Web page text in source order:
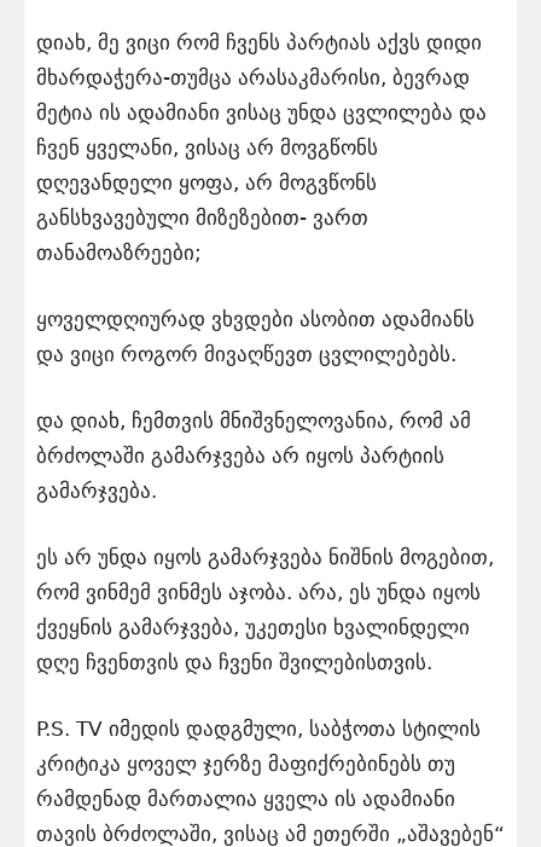
დიახ, მე ვიცი რომ ჩვენს პარტიას აქვს დიდი
მხარდაჭერა-თუმცა არასაკმარისი, ბევრად
მეტია ის ადამიანი ვისაც უნდა ცვლილება და
ჩვენ ყველანი, ვისაც არ მოვგწონს
დღევანდელი ყოფა, არ მოგვწონს
განსხვავებული მიზეზებით- ვართ
თანამოაზრეები;
ყოველდღიურად ვხვდები ასობით ადამიანს
და ვიცი როგორ მივაღწევთ ცვლილებებს.
და დიახ, ჩემთვის მნიშვნელოვანია, რომ ამ
ბრძოლაში გამარჯვება არ იყოს პარტიის
გამარჯვება.
ეს არ უნდა იყოს გამარჯვება ნიშნის მოგებით,
რომ ვინმემ ვინმეს აჯობა. არა, ეს უნდა იყოს
ქვეყნის გამარჯვება, უკეთესი ხვალინდელი
დღე ჩვენთვის და ჩვენი შვილებისთვის.
P.S. TV იმედის დადგმული, საბჭოთა სტილის
კრიტიკა ყოველ ჯერზე მაფიქრებინებს თუ
რამდენად მართალია ყველა ის ადამიანი
თავის ბრძოლაში, ვისაც ამ ეთერში „აშავებენ“